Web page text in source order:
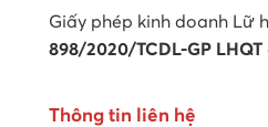
Giấy phép kinh doanh Lữ
898/2020/TCDL-GP LHQT
Thông tin liên hệ